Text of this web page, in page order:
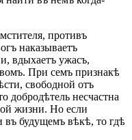
противъ
наказываетъ
вдыхаетъ ужасъ,
При семъ признакѣ
свободной отъ
добродѣтель несчастна
жизни. Но если
въ будущемъ вѣкѣ, то гдѣ